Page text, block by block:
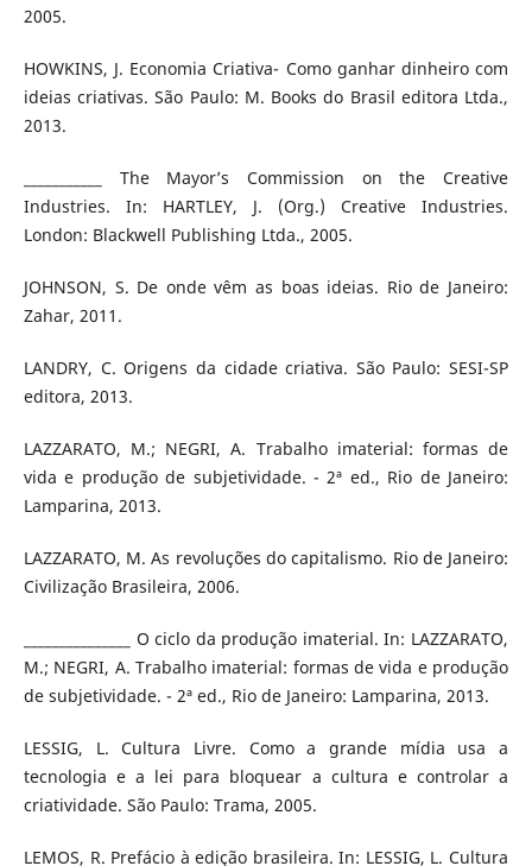
2005.
HOWKINS, J. Economia Criativa- Como ganhar dinheiro com
ideias criativas. São Paulo: M. Books do Brasil editora Ltda.,
2013.
___________ The Mayor’s Commission on the Creative
Industries. In: HARTLEY, J. (Org.) Creative Industries.
London: Blackwell Publishing Ltda., 2005.
JOHNSON, S. De onde vêm as boas ideias. Rio de Janeiro:
Zahar, 2011.
LANDRY, C. Origens da cidade criativa. São Paulo: SESI-SP
editora, 2013.
LAZZARATO, M.; NEGRI, A. Trabalho imaterial: formas de
vida e produção de subjetividade. - 2ª ed., Rio de Janeiro:
Lamparina, 2013.
LAZZARATO, M. As revoluções do capitalismo. Rio de Janeiro:
Civilização Brasileira, 2006.
_______________ O ciclo da produção imaterial. In: LAZZARATO,
M.; NEGRI, A. Trabalho imaterial: formas de vida e produção
de subjetividade. - 2ª ed., Rio de Janeiro: Lamparina, 2013.
LESSIG, L. Cultura Livre. Como a grande mídia usa a
tecnologia e a lei para bloquear a cultura e controlar a
criatividade. São Paulo: Trama, 2005.
LEMOS, R. Prefácio à edição brasileira. In: LESSIG, L. Cultura